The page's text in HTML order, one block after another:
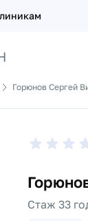
Горюнов Сергей
Стаж 33